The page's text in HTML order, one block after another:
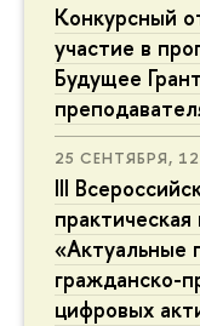
Конкурсный
участие в
Будущее
25 СЕНТЯБРЯ,
III
«Актуальные
гражданско-
цифровых